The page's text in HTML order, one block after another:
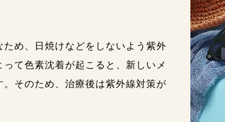
め、日焼けなどをしないよう紫外
て色素沈着が起こると、新しいメ
そのため、治療後は紫外線対策が